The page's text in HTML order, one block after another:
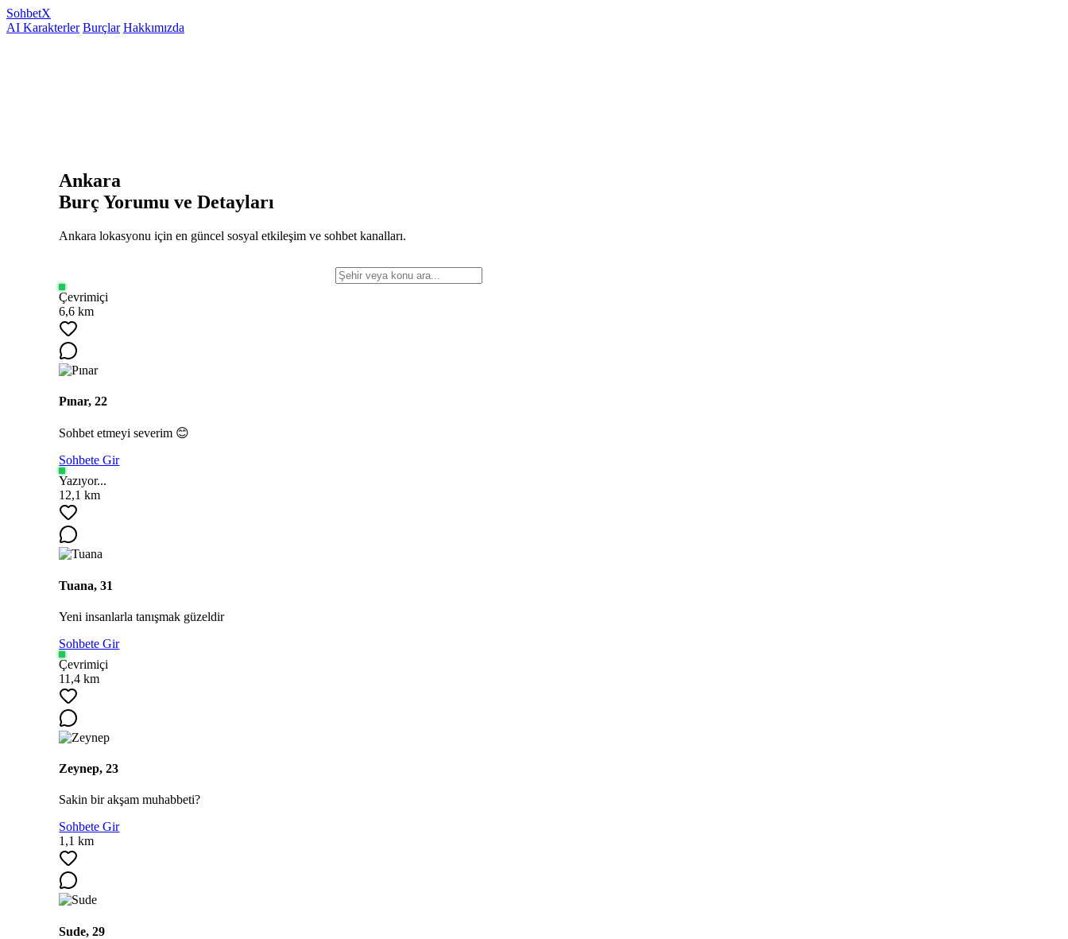
SohbetX
AI Karakterler Burçlar Hakkımızda
Ankara
Burç Yorumu ve Detayları
Ankara lokasyonu için en güncel sosyal etkileşim ve sohbet kanalları.
Çevrimiçi
6,6 km
Pınar, 22
Sohbet etmeyi severim 😊
Sohbete Gir
Yazıyor...
12,1 km
Tuana, 31
Yeni insanlarla tanışmak güzeldir
Sohbete Gir
Çevrimiçi
11,4 km
Zeynep, 23
Sakin bir akşam muhabbeti?
Sohbete Gir
1,1 km
Sude, 29